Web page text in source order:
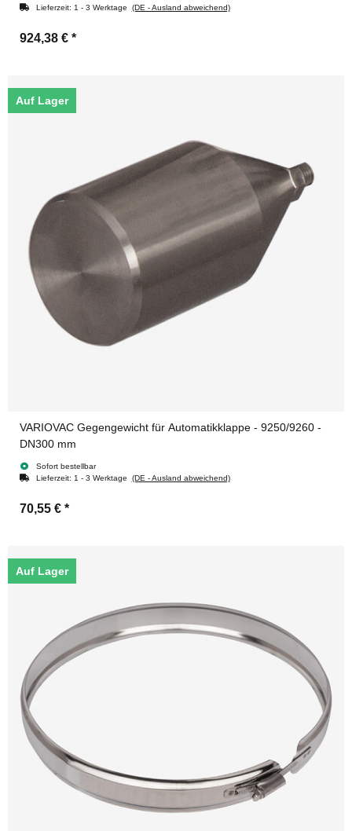
Lieferzeit: 1 - 3 Werktage (DE - Ausland abweichend)
924,38 € *
Auf Lager
VARIOVAC Gegengewicht für Automatikklappe - 9250/9260 -
DN300 mm
Sofort bestellbar
Lieferzeit: 1 - 3 Werktage (DE - Ausland abweichend)
70,55 € *
Auf Lager